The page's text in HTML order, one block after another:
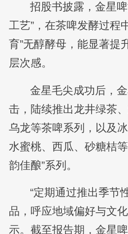
招股书披露，金星
工艺”，在茶啤发酵过程
育”无醇酵母，能显著提
层次感。
金星毛尖成功后，
击，陆续推出龙井绿茶
乌龙等茶啤系列，以及
水蜜桃、西瓜、砂糖桔等
韵佳酿”系列。
“定期通过推出季节
品，呼应地域偏好与文
示。截至报告期，金星